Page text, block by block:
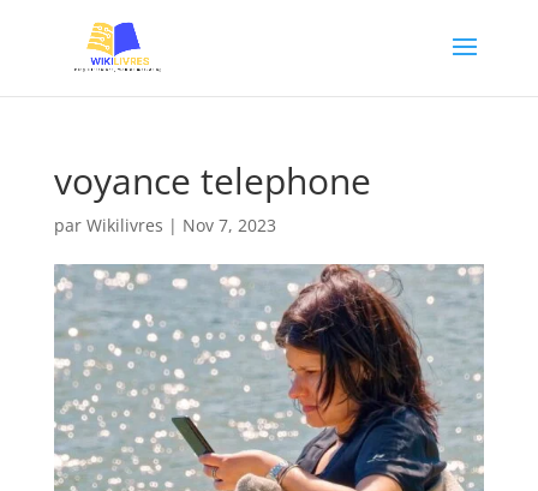
voyance telephone
par Wikilivres | Nov 7, 2023